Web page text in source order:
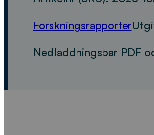
Forskningsrapporter
Nedladdningsbar PDF